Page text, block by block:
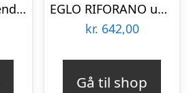
EGLO RIGA 5 udendørs væglampe med sensor, rustfrit stål
EGLO RIFORANO udendørs væglampe med sensor LED 2x5W, sort
kr. 642,00
Gå til shop